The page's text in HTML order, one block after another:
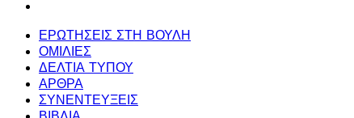
ΕΡΩΤΗΣΕΙΣ ΣΤΗ ΒΟΥΛΗ
ΟΜΙΛΙΕΣ
ΔΕΛΤΙΑ ΤΥΠΟΥ
ΑΡΘΡΑ
ΣΥΝΕΝΤΕΥΞΕΙΣ